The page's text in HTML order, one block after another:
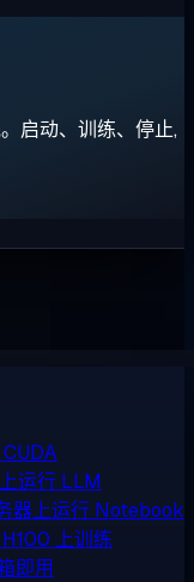
启动、训练、停止,
运行 LLM
器上运行 Notebook
上训练
即用